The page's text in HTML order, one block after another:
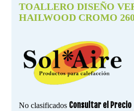
TOALLERO DISEÑO
HAILWOOD CROMO
No clasificados Consultar el Precio